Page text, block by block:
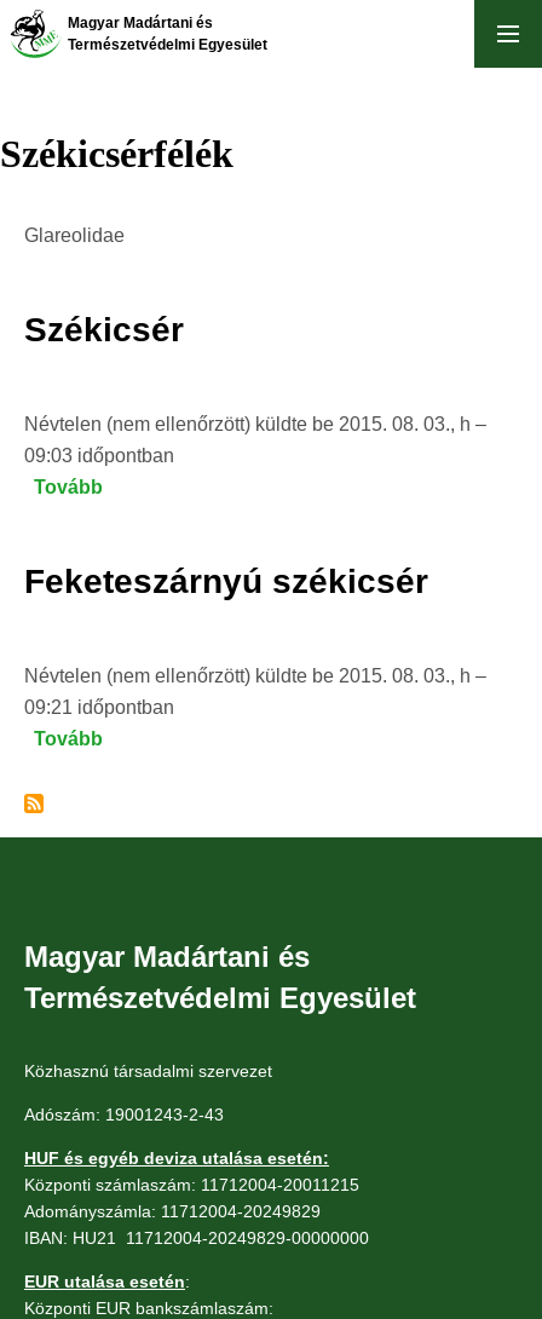
Ugrás
Magyar Madártani és
Természetvédelmi Egyesület
Székicsérfélék
Glareolidae
Székicsér
Névtelen (nem ellenőrzött) küldte be 2015. 08. 03., h –
09:03 időpontban
Tovább
Feketeszárnyú székicsér
Névtelen (nem ellenőrzött) küldte be 2015. 08. 03., h –
09:21 időpontban
Tovább
Magyar Madártani és
Természetvédelmi Egyesület
Közhasznú társadalmi szervezet
Adószám: 19001243-2-43
HUF és egyéb deviza utalása esetén:
Központi számlaszám: 11712004-20011215
Adományszámla: 11712004-20249829
IBAN: HU21 11712004-20249829-00000000
EUR utalása esetén:
Központi EUR bankszámlaszám: